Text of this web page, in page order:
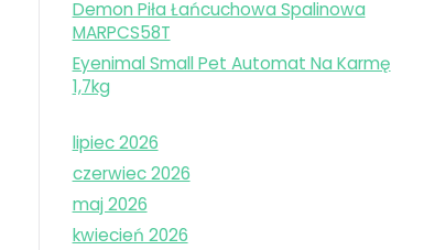
Demon Piła Łańcuchowa Spalinowa
MARPCS58T
Eyenimal Small Pet Automat Na Karmę
1,7kg
lipiec 2026
czerwiec 2026
maj 2026
kwiecień 2026